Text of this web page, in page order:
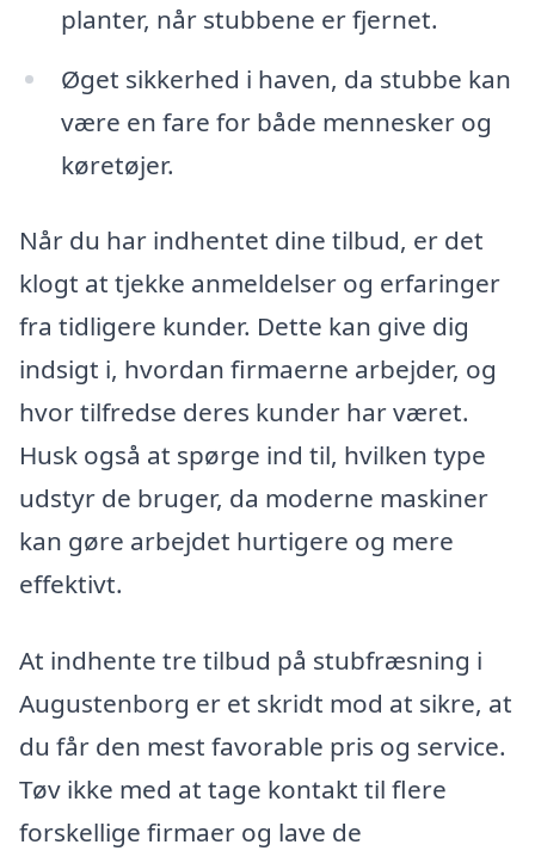
planter, når stubbene er fjernet.
Øget sikkerhed i haven, da stubbe kan
være en fare for både mennesker og
køretøjer.
Når du har indhentet dine tilbud, er det
klogt at tjekke anmeldelser og erfaringer
fra tidligere kunder. Dette kan give dig
indsigt i, hvordan firmaerne arbejder, og
hvor tilfredse deres kunder har været.
Husk også at spørge ind til, hvilken type
udstyr de bruger, da moderne maskiner
kan gøre arbejdet hurtigere og mere
effektivt.
At indhente tre tilbud på stubfræsning i
Augustenborg er et skridt mod at sikre, at
du får den mest favorable pris og service.
Tøv ikke med at tage kontakt til flere
forskellige firmaer og lave de